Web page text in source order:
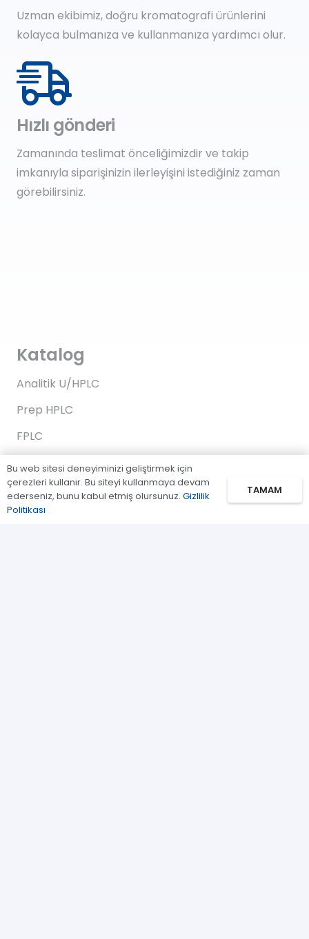
Uzman ekibimiz, doğru kromatografi ürünlerini
kolayca bulmanıza ve kullanmanıza yardımcı olur.
Hızlı gönderi
Zamanında teslimat önceliğimizdir ve takip
imkanıyla siparişinizin ilerleyişini istediğiniz zaman
görebilirsiniz.
Katalog
Analitik U/HPLC
Prep HPLC
FPLC
Gaz Kromatografi
Standartlar/Reaktifler
Uygulama Kitleri
Bu web sitesi deneyiminizi geliştirmek için
çerezleri kullanır. Bu siteyi kullanmaya devam
ederseniz, bunu kabul etmiş olursunuz. Gizlilik
Politikası
TAMAM